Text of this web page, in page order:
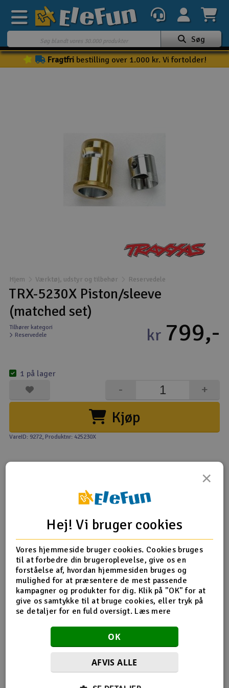
Ugens tilbud
Batteri & ladere
Droner til FPV
Fly
Helikopter
Modelbygg og byggesæt
Modeljernbane
Motor & tilbehør
Scooter & elkøretøj
Slot racing
Smarthjem, leg og hobby
Solenergi
Værktøj, udstyr og tilbehør
Søg
Fragtfribestilling over 1.000 kr. Vi fortolder!
Hjem Værktøj, udstyr og tilbehør Reservedele
TRX-5230X Piston/sleeve
(matched set)
Tilhører kategori
Reservedele
kr 799,-
Kjøp
+
-
1 på lager
VareID: 9272, Produktnr: 425230X
Tip din ven Anmeldelser
Produkt information
5230X Piston/sleeve (matched set)
Flere detaljer
forbundet med
Reservedeler Traxxas
×
Hej! Vi bruger cookies
Vores hjemmeside bruger cookies. Cookies bruges
til at forbedre din brugeroplevelse, give os en
forståelse af, hvordan hjemmesiden bruges og
mulighed for at præsentere de mest passende
kampagner og produkter for dig. Klik på "OK" for at
give os samtykke til at bruge cookies, eller tryk på
se detaljer for en fuld oversigt. Læs mere
OK
AFVIS ALLE